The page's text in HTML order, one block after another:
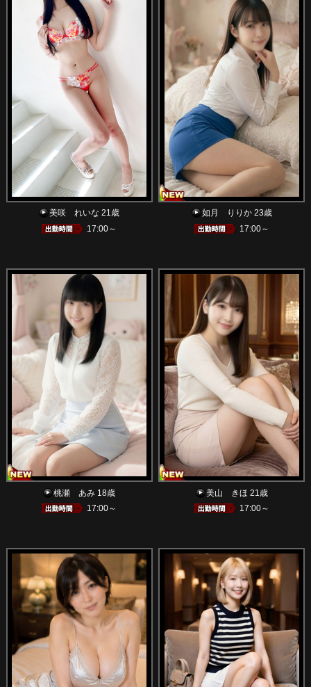
美咲 れいな 21歳
17:00～
如月 りりか 23歳
17:00～
桃瀬 あみ 18歳
17:00～
美山 きほ 21歳
17:00～